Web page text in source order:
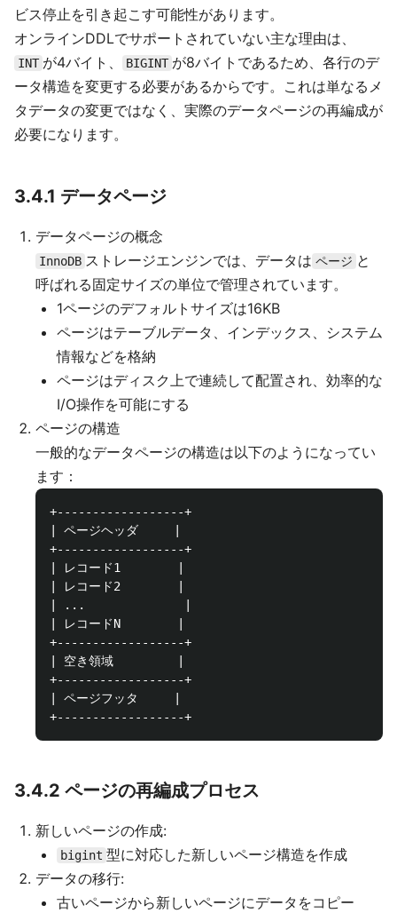
ビス停止を引き起こす可能性があります。
オンラインDDLでサポートされていない主な理由は、
INT が4バイト、 BIGINT が8バイトであるため、各行のデ
ータ構造を変更する必要があるからです。これは単なるメ
タデータの変更ではなく、実際のデータページの再編成が
必要になります。
3.4.1 データページ
データページの概念
InnoDB ストレージエンジンでは、データは ページ と
呼ばれる固定サイズの単位で管理されています。
1ページのデフォルトサイズは16KB
ページはテーブルデータ、インデックス、システム
情報などを格納
ページはディスク上で連続して配置され、効率的な
I/O操作を可能にする
ページの構造
一般的なデータページの構造は以下のようになってい
ます：
+------------------+
| ページヘッダ     |
+------------------+
| レコード1        |
| レコード2        |
| ...              |
| レコードN        |
+------------------+
| 空き領域         |
+------------------+
| ページフッタ     |
3.4.2 ページの再編成プロセス
新しいページの作成:
bigint 型に対応した新しいページ構造を作成
データの移行:
古いページから新しいページにデータをコピー